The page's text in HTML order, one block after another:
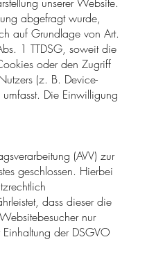
abgefragt wurde,
auf Grundlage von Art.
1 TTDSG, soweit die
oder den Zugriff
(z. B. Device-
Die Einwilligung
(AVV) zur
geschlossen. Hierbei
dass dieser die
nur
der DSGVO